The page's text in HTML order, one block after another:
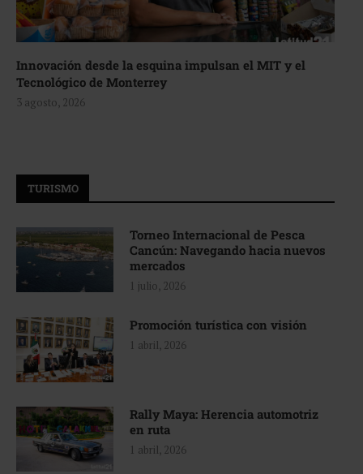
Innovación desde la esquina impulsan el MIT y el
Tecnológico de Monterrey
3 agosto, 2026
TURISMO
Torneo Internacional de Pesca
Cancún: Navegando hacia nuevos
mercados
1 julio, 2026
Promoción turística con visión
1 abril, 2026
Rally Maya: Herencia automotriz
en ruta
1 abril, 2026